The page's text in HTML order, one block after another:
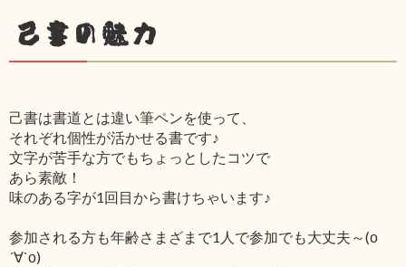
己書の魅力
己書は書道とは違い筆ペンを使って、
それぞれ個性が活かせる書です♪
文字が苦手な方でもちょっとしたコツで
あら素敵！
味のある字が1回目から書けちゃいます♪
参加される方も年齢さまざまで1人で参加でも大丈夫～(о
´∀`о)